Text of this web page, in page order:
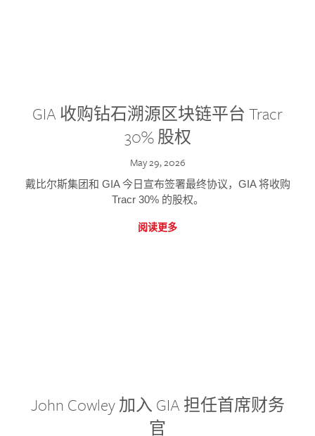
GIA 收购钻石溯源区块链平台 Tracr
30% 股权
May 29, 2026
戴比尔斯集团和 GIA 今日宣布签署最终协议，GIA 将收购
Tracr 30% 的股权。
阅读更多
John Cowley 加入 GIA 担任首席财务
官